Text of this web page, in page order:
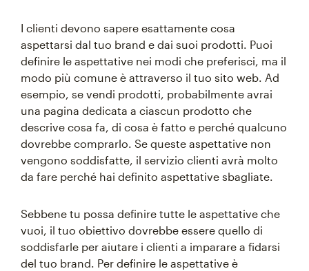
I clienti devono sapere esattamente cosa
aspettarsi dal tuo brand e dai suoi prodotti. Puoi
definire le aspettative nei modi che preferisci, ma il
modo più comune è attraverso il tuo sito web. Ad
esempio, se vendi prodotti, probabilmente avrai
una pagina dedicata a ciascun prodotto che
descrive cosa fa, di cosa è fatto e perché qualcuno
dovrebbe comprarlo. Se queste aspettative non
vengono soddisfatte, il servizio clienti avrà molto
da fare perché hai definito aspettative sbagliate.
Sebbene tu possa definire tutte le aspettative che
vuoi, il tuo obiettivo dovrebbe essere quello di
soddisfarle per aiutare i clienti a imparare a fidarsi
del tuo brand. Per definire le aspettative è